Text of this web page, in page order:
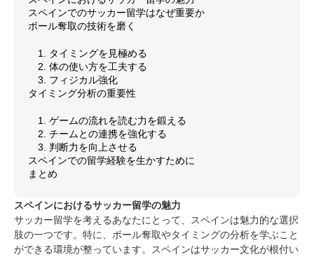
スペインでのサッカー留学はなぜ重要か
ボール奪取の技術を磨く
1. タイミングを見極める
2. 体の使い方を工夫する
3. フィジカル強化
タイミング分析の重要性
1. ゲームの流れを読む力を鍛える
2. チームとの連携を強化する
3. 判断力を向上させる
スペインでの留学経験を生かすために
まとめ
スペインにおけるサッカー留学の魅力
サッカー留学を考えるあなたにとって、スペインは魅力的な選択
肢の一つです。特に、ボール奪取やタイミングの分析を学ぶこと
ができる環境が整っています。スペインはサッカー文化が根付い